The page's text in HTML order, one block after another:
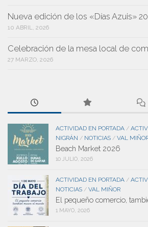
Nueva edición de los «Días Azuis»
10 ABRIL, 2026
Celebración de la mesa local de
27 MARZO, 2026
ACTIVIDAD EN PORTADA /
NIGRÁN / NOTICIAS / VAL
Beach Market 2026
10 JULIO, 2026
ACTIVIDAD EN PORTADA /
NOTICIAS / VAL MIÑOR
El pequeño comercio,
1 MAYO, 2026